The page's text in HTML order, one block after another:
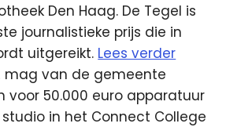
Den Haag. De Tegel is
journalistieke prijs die in
uitgereikt. Lees verder
mag van de gemeente
voor 50.000 euro apparatuur
in het Connect College